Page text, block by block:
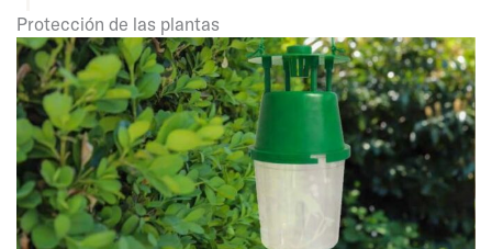
Protección de las plantas